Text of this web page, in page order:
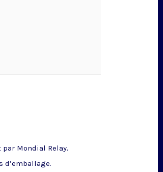
Mondial Relay.
d’emballage.